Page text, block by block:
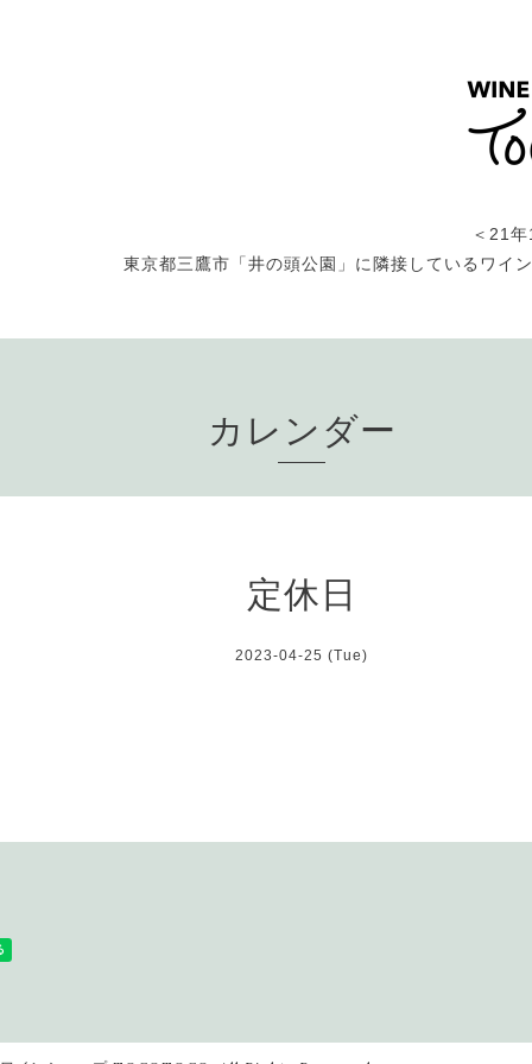
＜21
東京都三鷹市「井の頭公園」に隣接しているワイ
カレンダー
定休日
2023-04-25 (Tue)